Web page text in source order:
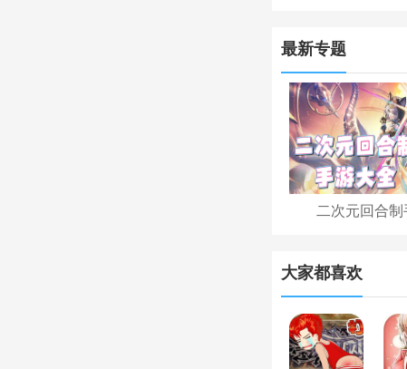
最新专题
二次元回合
大家都喜欢